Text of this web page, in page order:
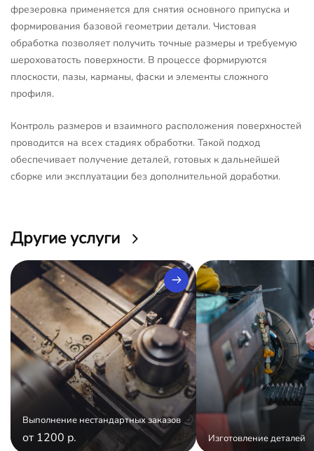
фрезеровка применяется для снятия основного припуска и
формирования базовой геометрии детали. Чистовая
обработка позволяет получить точные размеры и требуемую
шероховатость поверхности. В процессе формируются
плоскости, пазы, карманы, фаски и элементы сложного
профиля.
Контроль размеров и взаимного расположения поверхностей
проводится на всех стадиях обработки. Такой подход
обеспечивает получение деталей, готовых к дальнейшей
сборке или эксплуатации без дополнительной доработки.
Другие услуги
Выполнение нестандартных заказов
от 1200 р. Изготовление деталей